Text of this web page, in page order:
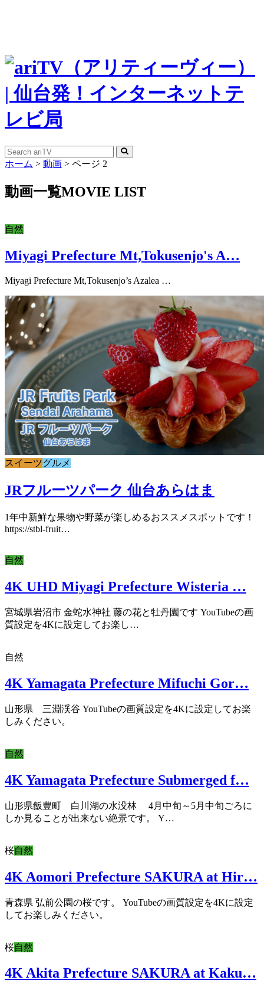
ホーム > 動画 > ページ 2
動画一覧MOVIE LIST
自然
Miyagi Prefecture Mt,Tokusenjo's A…
Miyagi Prefecture Mt,Tokusenjo’s Azalea …
スイーツグルメ
JRフルーツパーク 仙台あらはま
1年中新鮮な果物や野菜が楽しめるおススメスポットです！
https://stbl-fruit…
自然
4K UHD Miyagi Prefecture Wisteria …
宮城県岩沼市 金蛇水神社 藤の花と牡丹園です YouTubeの画
質設定を4Kに設定してお楽し…
自然
4K Yamagata Prefecture Mifuchi Gor…
山形県 三淵渓谷 YouTubeの画質設定を4Kに設定してお楽
しみください。
自然
4K Yamagata Prefecture Submerged f…
山形県飯豊町 白川湖の水没林 4月中旬～5月中旬ごろに
しか見ることが出来ない絶景です。 Y…
桜自然
4K Aomori Prefecture SAKURA at Hir…
青森県 弘前公園の桜です。 YouTubeの画質設定を4Kに設定
してお楽しみください。
桜自然
4K Akita Prefecture SAKURA at Kaku…